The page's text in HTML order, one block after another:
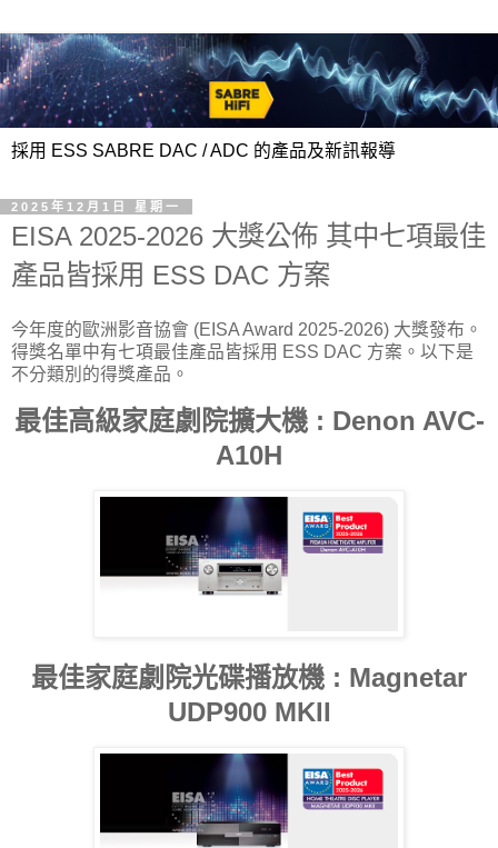
採用 ESS SABRE DAC / ADC 的產品及新訊報導
2025年12月1日 星期一
EISA 2025-2026 大獎公佈 其中七項最佳
產品皆採用 ESS DAC 方案
今年度的歐洲影音協會 (EISA Award 2025-2026) 大獎發布。
得獎名單中有七項最佳產品皆採用 ESS DAC 方案。以下是
不分類別的得獎產品。
最佳高級家庭劇院擴大機 : Denon AVC-
A10H
最佳家庭劇院光碟播放機 : Magnetar
UDP900 MKII